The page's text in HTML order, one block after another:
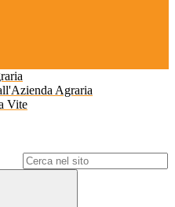
Agraria
Vite